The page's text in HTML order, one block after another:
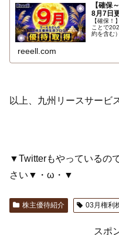
【確保
8月7日
【確保！
ことで
約を含む
reeell.com
以上、九州リースサービ
▼Twitterもやっているの
さい▼・ω・▼
株主優待紹介 03月権利
スポ